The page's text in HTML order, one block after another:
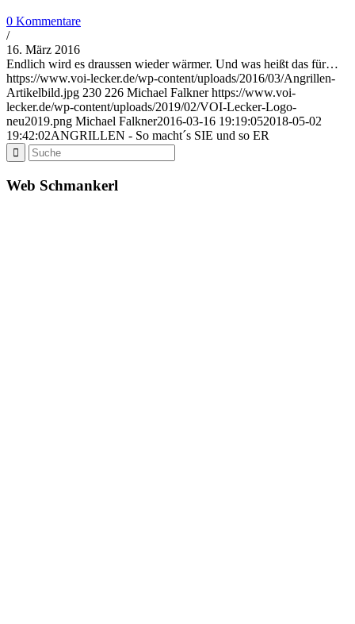
0 Kommentare
/
16. März 2016
Endlich wird es draussen wieder wärmer. Und was heißt das für…
https://www.voi-lecker.de/wp-content/uploads/2016/03/Angrillen-
Artikelbild.jpg 230 226 Michael Falkner https://www.voi-
lecker.de/wp-content/uploads/2019/02/VOI-Lecker-Logo-
neu2019.png Michael Falkner2016-03-16 19:19:052018-05-02
19:42:02ANGRILLEN - So macht´s SIE und so ER
Web Schmankerl